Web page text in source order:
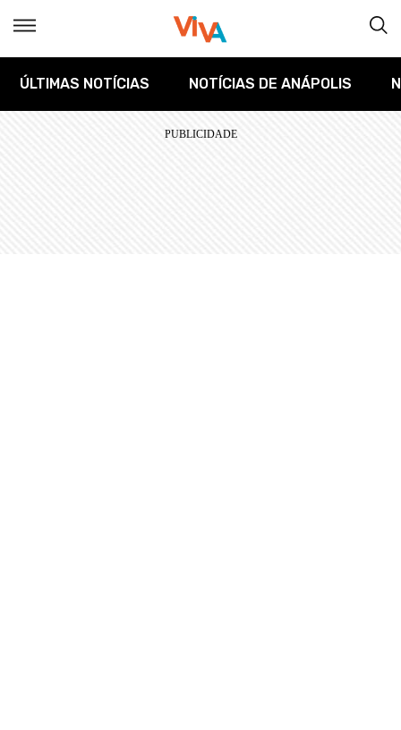
ÚLTIMAS NOTÍCIAS NOTÍCIAS DE ANÁPOLIS